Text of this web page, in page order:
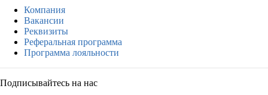
Компания
Вакансии
Реквизиты
Реферальная программа
Программа лояльности
Подписывайтесь на нас